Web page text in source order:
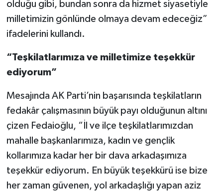
olduğu gibi, bundan sonra da hizmet siyasetiyle
milletimizin gönlünde olmaya devam edeceğiz”
ifadelerini kullandı.
“Teşkilatlarımıza ve milletimize teşekkür
ediyorum”
Mesajında AK Parti’nin başarısında teşkilatların
fedakâr çalışmasının büyük payı olduğunun altını
çizen Fedaioğlu, “İl ve ilçe teşkilatlarımızdan
mahalle başkanlarımıza, kadın ve gençlik
kollarımıza kadar her bir dava arkadaşımıza
teşekkür ediyorum. En büyük teşekkürü ise bize
her zaman güvenen, yol arkadaşlığı yapan aziz